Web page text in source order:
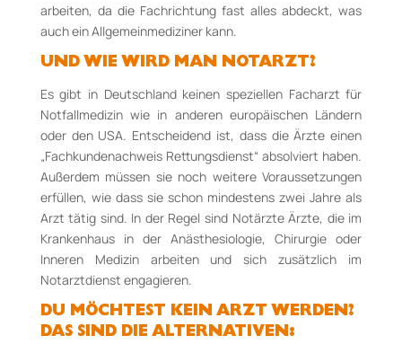
arbeiten, da die Fachrichtung fast alles abdeckt, was
auch ein Allgemeinmediziner kann.
UND WIE WIRD MAN NOTARZT?
Es gibt in Deutschland keinen speziellen Facharzt für
Notfallmedizin wie in anderen europäischen Ländern
oder den USA. Entscheidend ist, dass die Ärzte einen
„Fachkundenachweis Rettungsdienst“ absolviert haben.
Außerdem müssen sie noch weitere Voraussetzungen
erfüllen, wie dass sie schon mindestens zwei Jahre als
Arzt tätig sind. In der Regel sind Notärzte Ärzte, die im
Krankenhaus in der Anästhesiologie, Chirurgie oder
Inneren Medizin arbeiten und sich zusätzlich im
Notarztdienst engagieren.
DU MÖCHTEST KEIN ARZT WERDEN?
DAS SIND DIE ALTERNATIVEN: